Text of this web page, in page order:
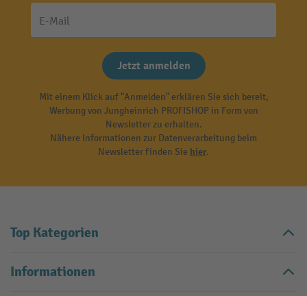
E-Mail
Jetzt anmelden
Mit einem Klick auf "Anmelden" erklären Sie sich bereit,
Werbung von Jungheinrich PROFISHOP in Form von
Newsletter zu erhalten.
Nähere Informationen zur Datenverarbeitung beim
Newsletter finden Sie hier.
Top Kategorien
Informationen